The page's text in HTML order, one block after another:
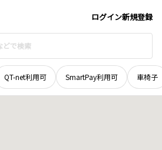
ログイン新規登録
QT-net利用可 SmartPay利用可 車椅子